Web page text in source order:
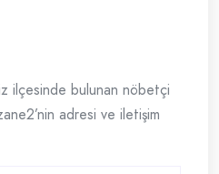
ilçesinde bulunan nöbetçi
adresi ve iletişim